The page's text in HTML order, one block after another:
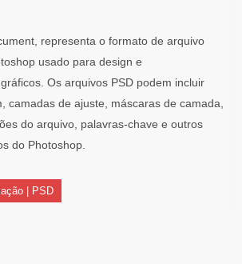
representa o formato de arquivo
usado para design e
Os arquivos PSD podem incluir
camadas de ajuste, máscaras de camada,
do arquivo, palavras-chave e outros
do Photoshop.
| PSD